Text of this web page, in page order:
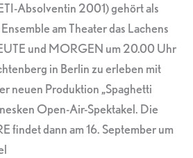
Absolventin 2001) gehört als
am Theater das Lachens
und MORGEN um 20.00 Uhr
in Berlin zu erleben mit
neuen Produktion „Spaghetti
Open-Air-Spektakel. Die
findet dann am 16. September um